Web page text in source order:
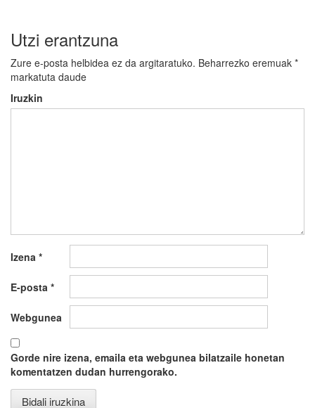
Utzi erantzuna
Zure e-posta helbidea ez da argitaratuko. Beharrezko eremuak *
markatuta daude
Iruzkin
Izena *
E-posta *
Webgunea
Gorde nire izena, emaila eta webgunea bilatzaile honetan
komentatzen dudan hurrengorako.